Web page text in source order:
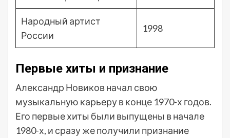
Народный артист
России
1998
Первые хиты и признание
Александр Новиков начал свою
музыкальную карьеру в конце 1970-х годов.
Его первые хиты были выпущены в начале
1980-х, и сразу же получили признание